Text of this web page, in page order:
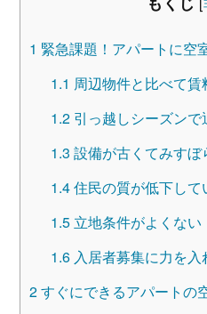
1 緊急課題！アパートに空
1.1 周辺物件と比べて賃
1.2引っ越しシーズンで
1.3 設備が古くてみすぼ
1.4住民の質が低下して
1.5立地条件がよくない
1.6入居者募集に力を入
2すぐにできるアパートの